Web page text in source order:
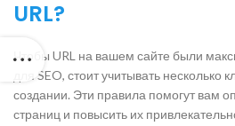
URL?
Чтобы URL на вашем сайте были
для SEO, стоит учитывать
создании. Эти правила помогут вам
страниц и повысить их